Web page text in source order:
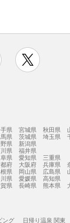
instagram
県 宮城県 秋田県
県 茨城県 埼玉県
県
新潟県
県
福井県
県 愛知県
三重県
府 大阪府 兵庫県
県 岡山県 広島県
県 愛媛県
高知県
県 長崎県 熊本県
ング 日帰り温泉 関東